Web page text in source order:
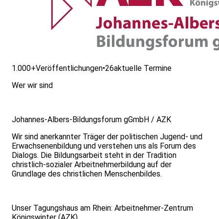
1.000+Veröffentlichungen•26aktuelle Termine
Wer wir sind
Johannes-Albers-Bildungsforum gGmbH / AZK
Wir sind anerkannter Träger der politischen Jugend- und
Erwachsenenbildung und verstehen uns als Forum des
Dialogs. Die Bildungsarbeit steht in der Tradition
christlich-sozialer Arbeitnehmerbildung auf der
Grundlage des christlichen Menschenbildes.
Unser Tagungshaus am Rhein: Arbeitnehmer-Zentrum
Königswinter (AZK)